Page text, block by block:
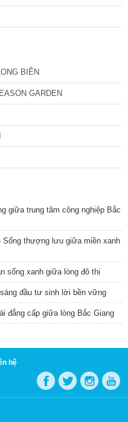
BIÊN
GARDEN
giữa trung tâm công nghiệp Bắc
Sống thượng lưu giữa miền xanh
sống xanh giữa lòng đô thị
đầu tư sinh lời bền vững
đẳng cấp giữa lòng Bắc Giang
hệ